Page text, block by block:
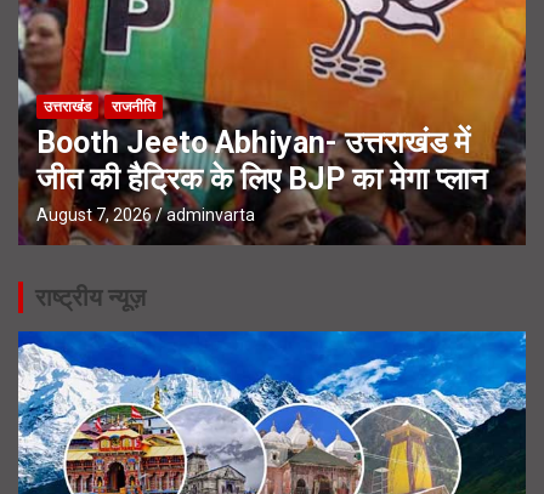
उत्तराखंड राजनीति
Booth Jeeto Abhiyan- उत्तराखंड में
जीत की हैट्रिक के लिए BJP का मेगा प्लान
August 7, 2026 adminvarta
राष्ट्रीय न्यूज़